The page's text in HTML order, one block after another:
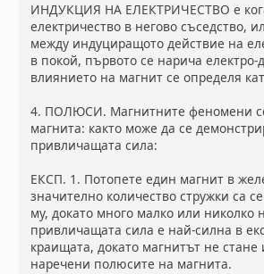
ИНДУКЦИЯ НА ЕЛЕКТРИЧЕСТВО е
електричество в негово съседство,
между индуциращото действие на
в покой, първото се нарича
влиянието на магнит се определя
4. ПОЛЮСИ. Магнитните феномени
магнита: както може да се
привличащата сила:
ЕКСП. 1. Потопете един магнит в
значително количество стружки са
му, докато много малко или николко
привличащата сила е най-силна в
краищата, докато магнитът не стане
наречени полюсите на магнита.